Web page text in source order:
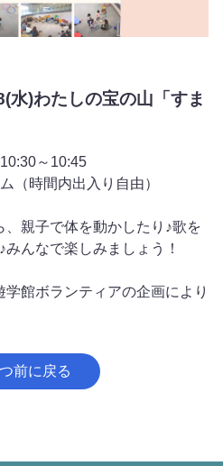
水)わたしの宝の山「すま
～10:45
（時間内出入り自由）
親子で体を動かしたり♪歌を
んなで楽しみましょう！
館ボランティアの企画により
前に戻る